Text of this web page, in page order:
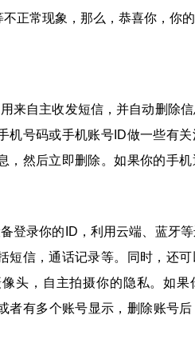
正常现象，那么，恭喜你，你的
来自主收发短信，并自动删除信
机号码或手机账号ID做一些有
，然后立即删除。如果你的手机
登录你的ID，利用云端、蓝牙
短信，通话记录等。同时，还
头，自主拍摄你的隐私。如果
者有多个账号显示，删除账号